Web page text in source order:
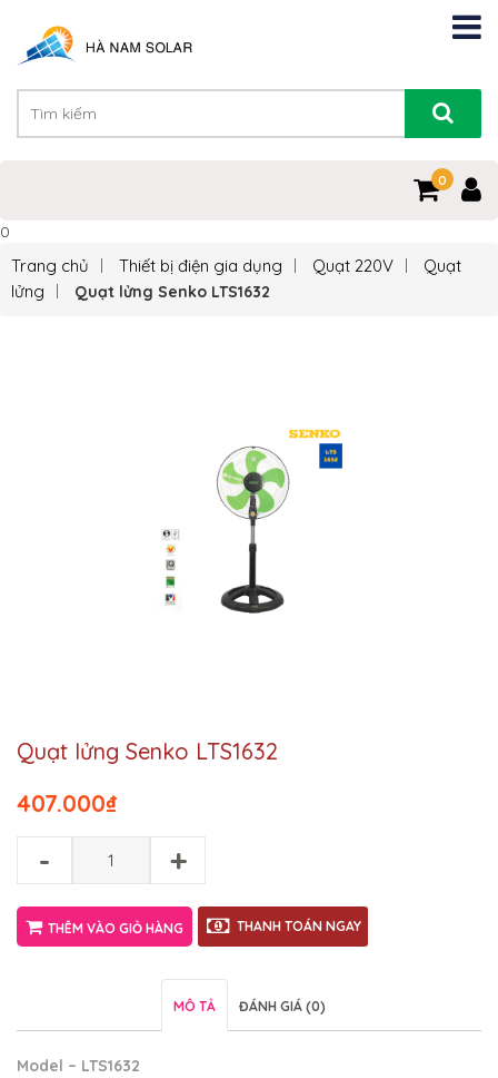
0
0
Trang chủ Thiết bị điện gia dụng Quạt 220V
Quạt
lửng
Quạt lửng Senko LTS1632
Quạt lửng Senko LTS1632
₫
407.000
- +
THÊM VÀO GIỎ HÀNG THANH TOÁN NGAY
MÔ TẢ ĐÁNH GIÁ (0)
Model – LTS1632